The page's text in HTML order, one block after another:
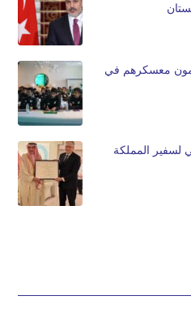
معسكرهم في
لسفير المملكة